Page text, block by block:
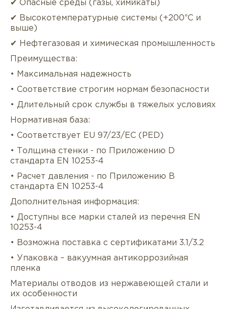
✔ Опасные среды (газы, химикаты)
✔ Высокотемпературные системы (+200°C и
выше)
✔ Нефтегазовая и химическая промышленность
Преимущества:
• Максимальная надежность
• Соответствие строгим нормам безопасности
• Длительный срок службы в тяжелых условиях
Нормативная база:
• Соответствует EU 97/23/EC (PED)
• Толщина стенки - по Приложению D
стандарта EN 10253-4
• Расчет давления - по Приложению B
стандарта EN 10253-4
Дополнительная информация:
• Доступны все марки сталей из перечня EN
10253-4
• Возможна поставка с сертификатами 3.1/3.2
• Упаковка – вакуумная антикоррозийная
пленка
Материалы отводов из нержавеющей стали и
их особенности